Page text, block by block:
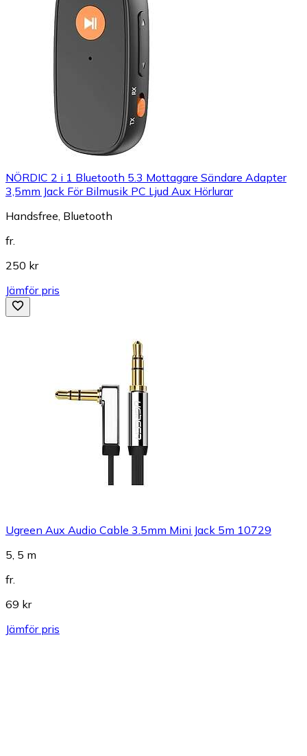
NÖRDIC 2 i 1 Bluetooth 5.3 Mottagare Sändare Adapter
3,5mm Jack För Bilmusik PC Ljud Aux Hörlurar
Handsfree, Bluetooth
fr.
250 kr
Jämför pris
Ugreen Aux Audio Cable 3.5mm Mini Jack 5m 10729
5, 5 m
fr.
69 kr
Jämför pris